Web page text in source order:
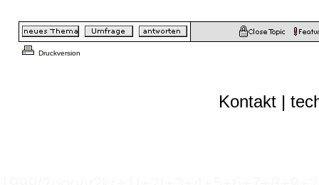
Druckversion
Kontakt |